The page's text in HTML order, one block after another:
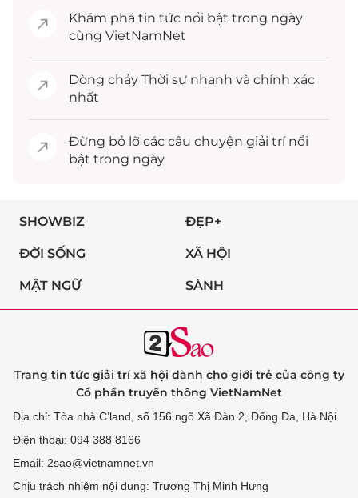
Khám phá tin tức nổi bật trong ngày
cùng VietNamNet
Dòng chảy Thời sự nhanh và chính xác
nhất
Đừng bỏ lỡ các câu chuyện giải trínổi
bật trong ngày
SHOWBIZ ĐẸP+
ĐỜI SỐNG XÃ HỘI
MẬT NGỮ SÀNH
Trang tin tức giải trí xã hội dành cho giới trẻ của công ty
Cổ phần truyền thông VietNamNet
Địa chỉ: Tòa nhà C’land, số 156 ngõ Xã Đàn 2, Đống Đa, Hà Nội
Điện thoại: 094 388 8166
Email: 2sao@vietnamnet.vn
Chịu trách nhiệm nội dung: Trương Thị Minh Hưng